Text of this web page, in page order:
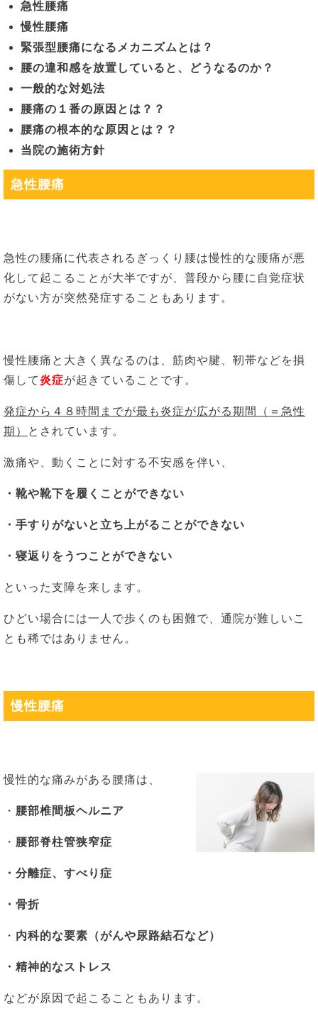
急性腰痛
慢性腰痛
緊張型腰痛になるメカニズムとは？
腰の違和感を放置していると、どうなるのか？
一般的な対処法
腰痛の１番の原因とは？？
腰痛の根本的な原因とは？？
当院の施術方針
急性腰痛
急性の腰痛に代表されるぎっくり腰は慢性的な腰痛が悪
化して起こることが大半ですが、普段から腰に自覚症状
がない方が突然発症することもあります。
慢性腰痛と大きく異なるのは、筋肉や腱、靭帯などを損
傷して炎症が起きていることです。
発症から４８時間までが最も炎症が広がる期間（＝急性
期）
とされています。
激痛や、動くことに対する不安感を伴い、
・靴や靴下を履くことができない
・手すりがないと立ち上がることができない
・寝返りをうつことができない
といった支障を来します。
ひどい場合には一人で歩くのも困難で、通院が難しいこ
とも稀ではありません。
慢性腰痛
慢性的な痛みがある腰痛は、
・ 腰部椎間板ヘルニア
・ 腰部脊柱管狭窄症
・分離症、すべり症
・骨折
・ 内科的な要素（がんや尿路結石など）
・精神的なストレス
などが原因で起こることもあります。